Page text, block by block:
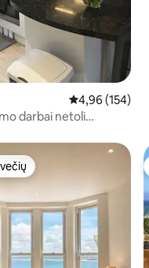
Vidutinis
4,96 (154)
darbai netoli